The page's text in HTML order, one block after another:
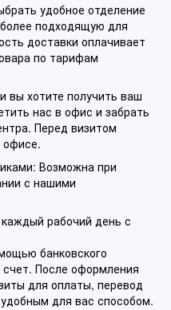
удобное отделение
подходящую для
доставки оплачивает
по тарифам
вы хотите получить ваш
нас в офис и забрать
Перед визитом
офисе.
Возможна при
с нашими
рабочий день с
банковского
После оформления
для оплаты, перевод
для вас способом.